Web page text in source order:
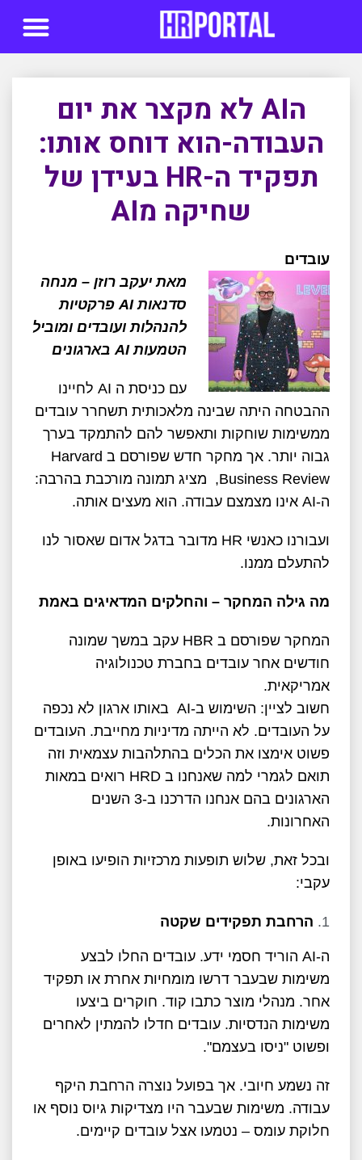
הAI לא מקצר את יום
העבודה-הוא דוחס אותו:
תפקיד ה-HR בעידן של
שחיקה מAI
עובדים
מאת יעקב רוזן – מנחה
סדנאות AI פרקטיות
להנהלות ועובדים ומוביל
הטמעות AI בארגונים
עם כניסת ה AI לחיינו
ההבטחה היתה שבינה מלאכותית תשחרר עובדים
ממשימות שוחקות ותאפשר להם להתמקד בערך
גבוה יותר. אך מחקר חדש שפורסם ב Harvard
Business Review, מציג תמונה מורכבת בהרבה:
ה-AI אינו מצמצם עבודה. הוא מעצים אותה.
ועבורנו כאנשי HR מדובר בדגל אדום שאסור לנו
להתעלם ממנו.
מה גילה המחקר – והחלקים המדאיגים באמת
המחקר שפורסם ב HBR עקב במשך שמונה
חודשים אחר עובדים בחברת טכנולוגיה
אמריקאית.
חשוב לציין: השימוש ב-AI באותו ארגון לא נכפה
על העובדים. לא הייתה מדיניות מחייבת. העובדים
פשוט אימצו את הכלים בהתלהבות עצמאית וזה
תואם לגמרי למה שאנחנו ב HRD רואים במאות
הארגונים בהם אנחנו הדרכנו ב-3 השנים
האחרונות.
ובכל זאת, שלוש תופעות מרכזיות הופיעו באופן
עקבי:
הרחבת תפקידים שקטה
ה-AI הוריד חסמי ידע. עובדים החלו לבצע
משימות שבעבר דרשו מומחיות אחרת או תפקיד
אחר. מנהלי מוצר כתבו קוד. חוקרים ביצעו
משימות הנדסיות. עובדים חדלו להמתין לאחרים
ופשוט "ניסו בעצמם".
זה נשמע חיובי. אך בפועל נוצרה הרחבת היקף
עבודה. משימות שבעבר היו מצדיקות גיוס נוסף או
חלוקת עומס – נטמעו אצל עובדים קיימים.